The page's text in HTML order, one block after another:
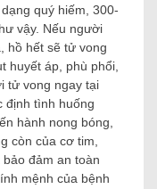
quý hiếm, 300-
vậy. Nếu người
hồ hết sẽ tử vong
huyết áp, phù phổi,
tử vong ngay tại
định tình huống
hành nong bóng,
còn của cơ tim,
đảm an toàn
mệnh của bệnh